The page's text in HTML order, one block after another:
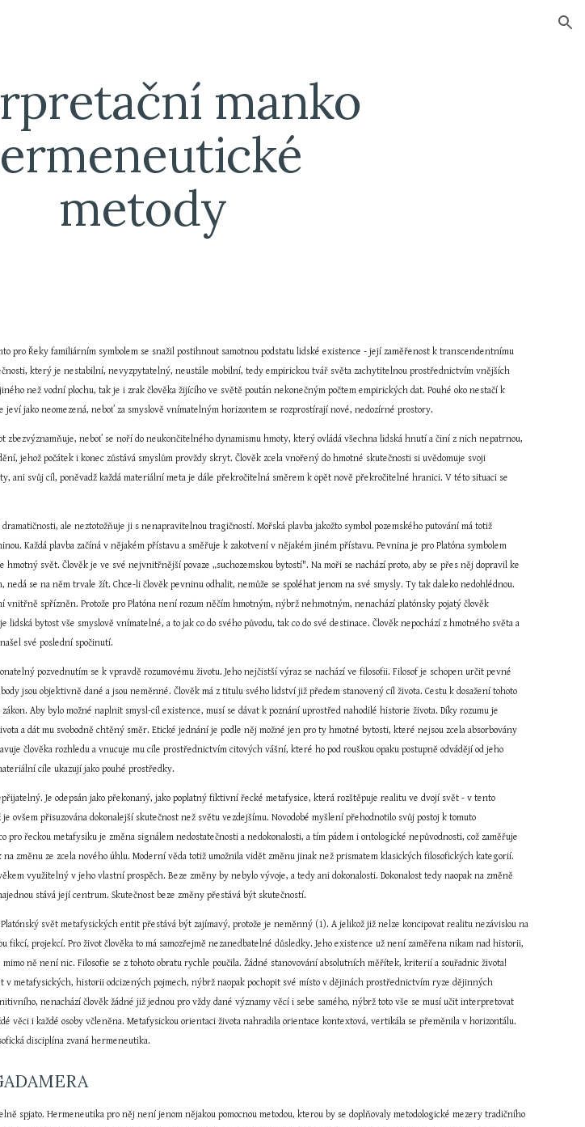
manko
metody
pro Řeky familiárním symbolem se snažil postihnout samotnou podstatu lidské existence - její zaměřenost k transcendentnímu
který je nestabilní, nevyzpytatelný, neustále mobilní, tedy empirickou tvář světa zachytitelnou prostřednictvím vnějších
než vodní plochu, tak je i zrak člověka žijícího ve světě poután nekonečným počtem empirických dat. Pouhé oko nestačí k
jako neomezená, neboť za smyslově vnímatelným horizontem se rozprostírají nové, nedozírné prostory.
zbezvýznamňuje, neboť se noří do neukončitelného dynamismu hmoty, který ovládá všechna lidská hnutí a činí z nich nepatrnou,
jehož počátek i konec zůstává smyslům provždy skryt. Člověk zcela vnořený do hmotné skutečnosti si uvědomuje svoji
ani svůj cíl, poněvadž každá materiální meta je dále překročitelná směrem k opět nově překročitelné hranici. V této situaci se
ale neztotožňuje ji s nenapravitelnou tragičností. Mořská plavba jakožto symbol pozemského putování má totiž
Každá plavba začíná v nějakém přístavu a směřuje k zakotvení v nějakém jiném přístavu. Pevnina je pro Platóna symbolem
hmotný svět. Člověk je ve své nejvnitřnější povaze „suchozemskou bytostí". Na moři se nachází proto, aby se přes něj dopravil ke
se na něm trvale žít. Chce-li člověk pevninu odhalit, nemůže se spoléhat jenom na své smysly. Ty tak daleko nedohlédnou.
vnitřně spřízněn. Protože pro Platóna není rozum něčím hmotným, nýbrž nehmotným, nenachází platónsky pojatý člověk
lidská bytost vše smyslově vnímatelné, a to jak co do svého původu, tak co do své destinace. Člověk nepochází z hmotného světa a
své poslední spočinutí.
pozvednutím se k vpravdě rozumovému životu. Jeho nejčistší výraz se nachází ve filosofii. Filosof je schopen určit pevné
jsou objektivně dané a jsou neměnné. Člověk má z titulu svého lidství již předem stanovený cíl života. Cestu k dosažení tohoto
Aby bylo možné naplnit smysl-cíl existence, musí se dávat k poznání uprostřed nahodilé historie života. Díky rozumu je
a dát mu svobodně chtěný směr. Etické jednání je podle něj možné jen pro ty hmotné bytosti, které nejsou zcela absorbovány
člověka rozhledu a vnucuje mu cíle prostřednictvím citových vášní, které ho pod rouškou opaku postupně odvádějí od jeho
cíle ukazují jako pouhé prostředky.
Je odepsán jako překonaný, jako poplatný fiktivní řecké metafysice, která rozštěpuje realitu ve dvojí svět - v tento
přisuzována dokonalejší skutečnost než světu vezdejšímu. Novodobé myšlení přehodnotilo svůj postoj k tomuto
řeckou metafysiku je změna signálem nedostatečnosti a nedokonalosti, a tím pádem i ontologické nepůvodnosti, což zaměřuje
změnu ze zcela nového úhlu. Moderní věda totiž umožnila vidět změnu jinak než prismatem klasických filosofických kategorií.
využitelný v jeho vlastní prospěch. Beze změny by nebylo vývoje, a tedy ani dokonalosti. Dokonalost tedy naopak na změně
stává její centrum. Skutečnost beze změny přestává být skutečností.
svět metafysických entit přestává být zajímavý, protože je neměnný (1). A jelikož již nelze koncipovat realitu nezávislou na
fikcí, projekcí. Pro život člověka to má samozřejmě nezanedbatelné důsledky. Jeho existence už není zaměřena nikam nad historii,
ně není nic. Filosofie se z tohoto obratu rychle poučila. Žádné stanovování absolutních měřítek, kriterií a souřadnic života!
v metafysických, historii odcizených pojmech, nýbrž naopak pochopit své místo v dějinách prostřednictvím ryze dějinných
nenachází člověk žádné již jednou pro vždy dané významy věcí i sebe samého, nýbrž toto vše se musí učit interpretovat
věci i každé osoby včleněna. Metafysickou orientaci života nahradila orientace kontextová, vertikála se přeměnila v horizontálu.
disciplína zvaná hermeneutika.
spjato. Hermeneutika pro něj není jenom nějakou pomocnou metodou, kterou by se doplňovaly metodologické mezery tradičního